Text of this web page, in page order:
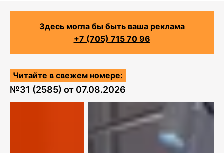
Здесь могла бы быть ваша реклама
+7 (705) 715 70 96
Читайте в свежем номере:
№31 (2585) от 07.08.2026